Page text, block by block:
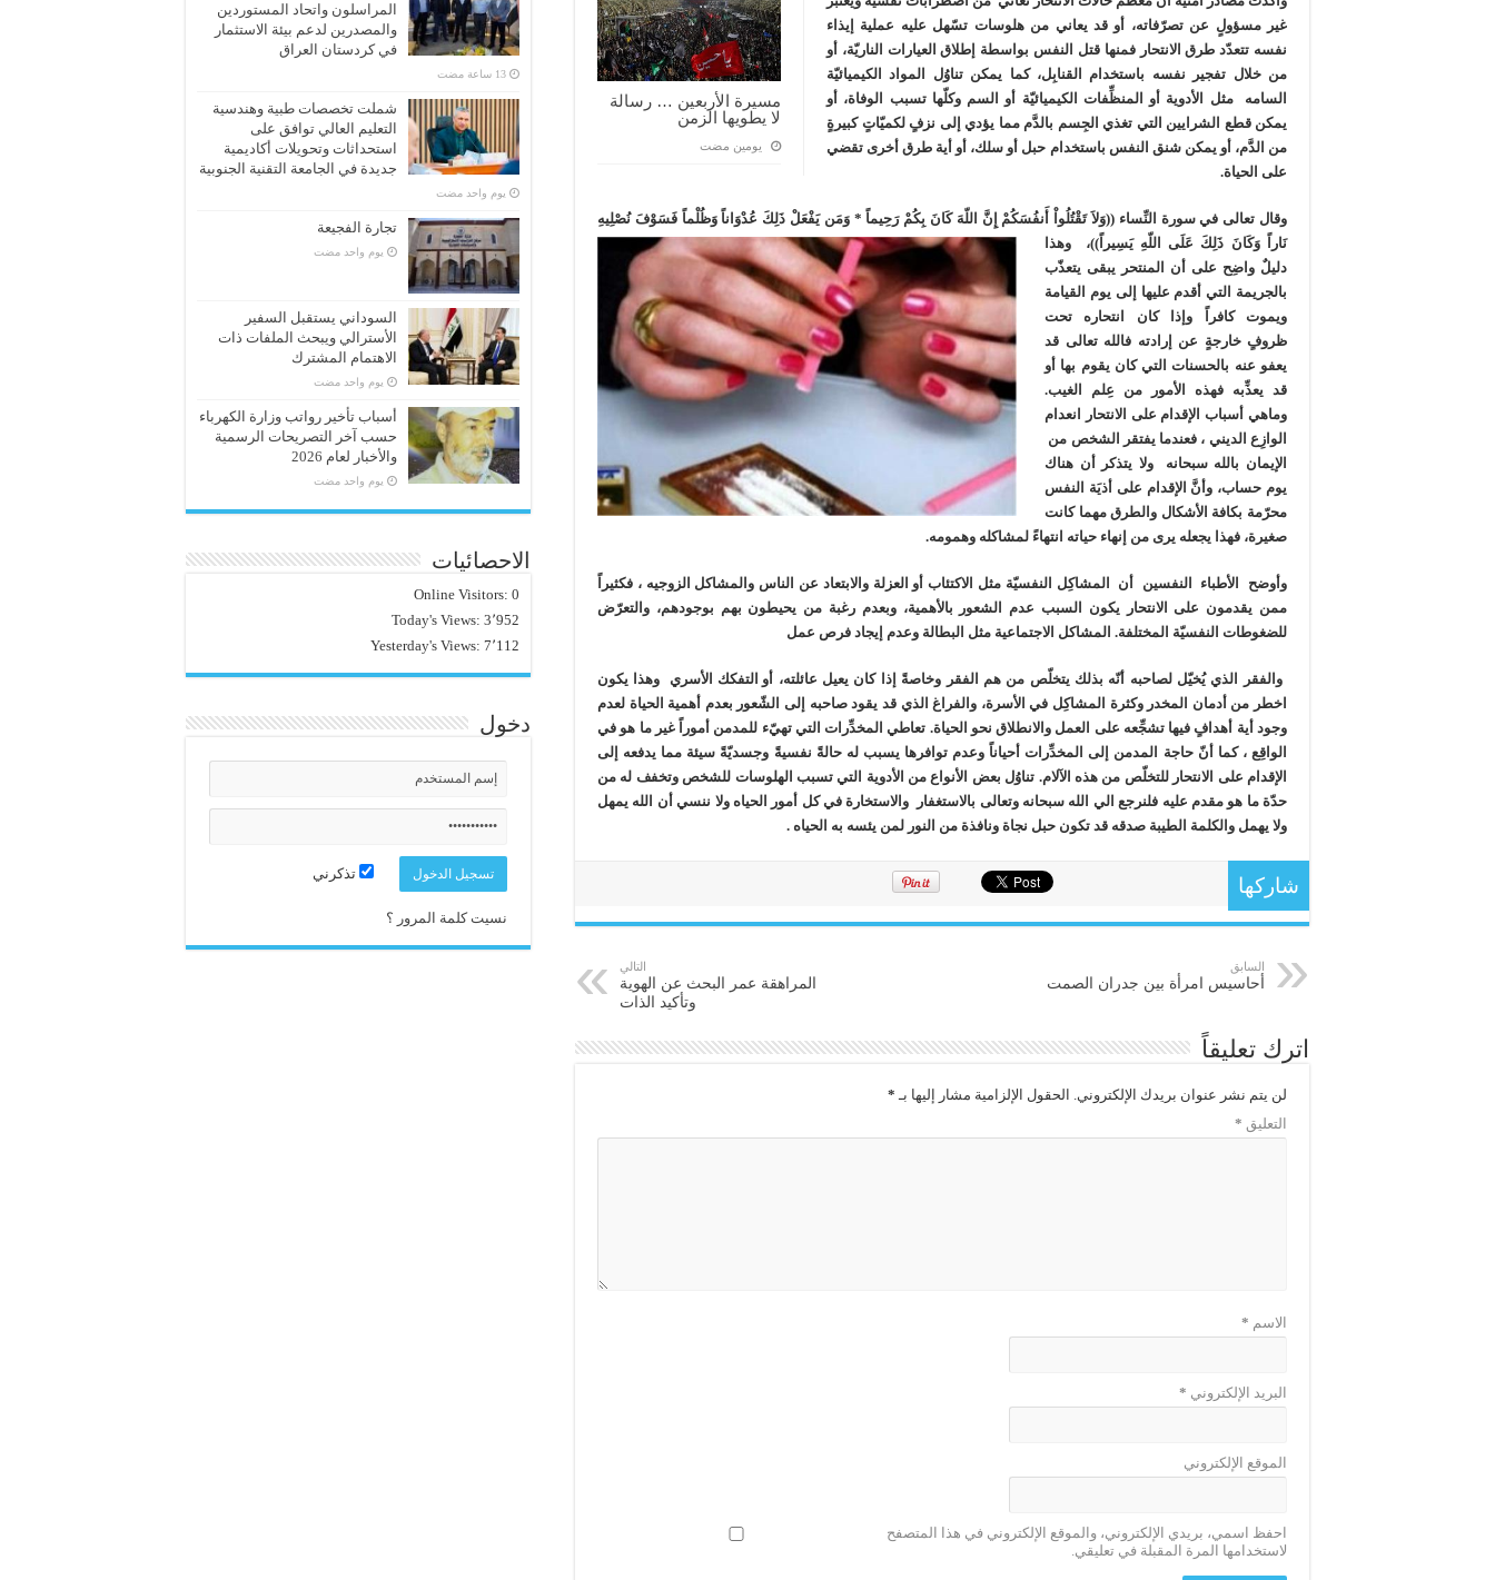
مسيرة الأربعين … رسالة
لا يطويها الزمن
‏يومين مضت
غير مسؤولٍ عن تصرّفاته، أو قد يعاني من هلوسات تسّهل عليه عملية إيذاء
نفسه تتعدّد طرق الانتحار فمنها قتل النفس بواسطة إطلاق العيارات الناريّة، أو
من خلال تفجير نفسه باستخدام القنابِل، كما يمكن تناوُل المواد الكيميائيّة
السامه مثل الأدوية أو المنظِّفات الكيميائيّة أو السم وكلّها تسبب الوفاة، أو
يمكن قطع الشرايين التي تغذي الجِسم بالدَّم مما يؤدي إلى نزفٍ لكميّاتٍ كبيرةٍ
من الدَّم، أو يمكن شنق النفس باستخدام حبل أو سلك، أو أية طرق أخرى تقضي
على الحياة.
وقال تعالى في سورة النِّساء ((وَلاَ تَقْتُلُواْ أَنفُسَكُمْ إِنَّ اللّهَ كَانَ بِكُمْ رَحِيماً * وَمَن يَفْعَلْ ذَلِكَ عُدْوَاناً وَظُلْماً فَسَوْفَ نُصْلِيهِ
نَاراً وَكَانَ ذَلِكَ عَلَى اللّهِ يَسِيراً))، وهذا
دليلٌ واضِح على أن المنتحر يبقى يتعذّب
بالجريمة التي أقدم عليها إلى يوم القيامة
ويموت كافراً وإذا كان انتحاره تحت
ظروفٍ خارجةٍ عن إرادته فالله تعالى قد
يعفو عنه بالحسنات التي كان يقوم بها أو
قد يعذِّبه فهذه الأمور من عِلم الغيب.
وماهي أسباب الإقدام على الانتحار انعدام
الوازِع الديني ، فعندما يفتقر الشخص من
الإيمان بالله سبحانه ولا يتذكر أن هناك
يوم حساب، وأنَّ الإقدام على أذيَة النفس
محرّمة بكافة الأشكال والطرق مهما كانت
صغيرة، فهذا يجعله يرى من إنهاء حياته انتهاءً لمشاكله وهمومه.
وأوضح الأطباء النفسين أن المشاكِل النفسيّة مثل الاكتئاب أو العزلة والابتعاد عن الناس والمشاكل الزوجيه ، فكثيراً
ممن يقدمون على الانتحار يكون السبب عدم الشعور بالأهمية، وبعدم رغبة من يحيطون بهم بوجودهم، والتعرّض
للضغوطات النفسيّة المختلفة. المشاكل الاجتماعية مثل البطالة وعدم إيجاد فرص عمل
والفقر الذي يُخيّل لصاحبه أنّه بذلك يتخلّص من هم الفقر وخاصةً إذا كان يعيل عائلته، أو التفكك الأسري وهذا يكون
اخطر من أدمان المخدر وكثرة المشاكِل في الأسرة، والفراغ الذي قد يقود صاحبه إلى الشّعور بعدم أهمية الحياة لعدم
وجود أية أهدافٍ فيها تشجِّعه على العمل والانطلاق نحو الحياة. تعاطي المخدِّرات التي تهيّء للمدمن أموراً غير ما هو في
الواقِع ،كما أنّ حاجة المدمن إلى المخدِّرات أحياناً وعدم توافرها يسبب له حالةً نفسيةً وجسديّةً سيئة مما يدفعه إلى
الإقدام على الانتحار للتخلّص من هذه الآلام. تناوُل بعض الأنواع من الأدوية التي تسبب الهلوسات للشخص وتخفف له من
حدّة ما هو مقدم عليه فلنرجع الي الله سبحانه وتعالى بالاستغفار والاستخارة في كل أمور الحياه ولا ننسي أن الله يمهل
ولا يهمل والكلمة الطيبة صدقه قد تكون حبل نجاة ونافذة من النور لمن يئسه به الحياه .
شاركها
السابق
أحاسيس امرأة بين جدران الصمت
التالي
المراهقة عمر البحث عن الهوية
وتأكيد الذات
اترك تعليقاً
لن يتم نشر عنوان بريدك الإلكتروني. الحقول الإلزامية مشار إليها بـ *
التعليق *
الاسم *
البريد الإلكتروني *
الموقع الإلكتروني
احفظ اسمي، بريدي الإلكتروني، والموقع الإلكتروني في هذا المتصفح
لاستخدامها المرة المقبلة في تعليقي.
المراسلون واتحاد المستوردين
والمصدرين لدعم بيئة الاستثمار
في كردستان العراق
شملت تخصصات طبية وهندسية
التعليم العالي توافق على
استحداثات وتحويلات أكاديمية
جديدة في الجامعة التقنية الجنوبية
‏يوم واحد مضت
تجارة الفجيعة
‏يوم واحد مضت
السوداني يستقبل السفير
الأسترالي ويبحث الملفات ذات
الاهتمام المشترك
‏يوم واحد مضت
أسباب تأخير رواتب وزارة الكهرباء
حسب آخر التصريحات الرسمية
والأخبار لعام 2026
‏يوم واحد مضت
الاحصائيات
Online Visitors: 0
Today's Views: 3٬952
Yesterday's Views: 7٬112
دخول
تذكرني
نسيت كلمة المرور ؟